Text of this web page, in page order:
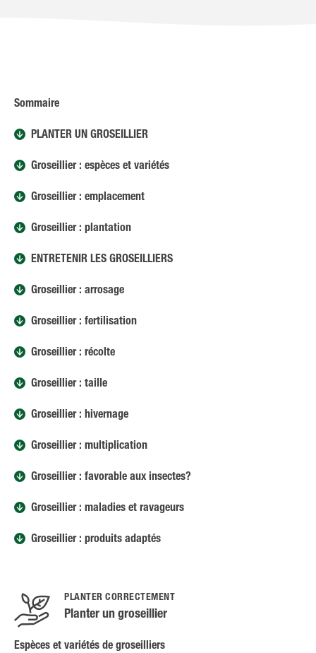
Sommaire
PLANTER UN GROSEILLIER
Groseillier : espèces et variétés
Groseillier : emplacement
Groseillier : plantation
ENTRETENIR LES GROSEILLIERS
Groseillier : arrosage
Groseillier : fertilisation
Groseillier : récolte
Groseillier : taille
Groseillier : hivernage
Groseillier : multiplication
Groseillier : favorable aux insectes?
Groseillier : maladies et ravageurs
Groseillier : produits adaptés
PLANTER CORRECTEMENT
Planter un groseillier
Espèces et variétés de groseilliers